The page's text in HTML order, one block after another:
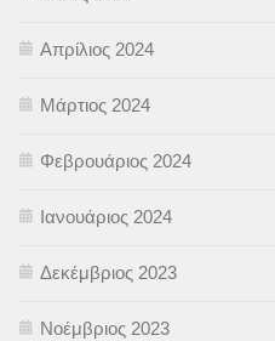
Απρίλιος 2024
Μάρτιος 2024
Φεβρουάριος 2024
Ιανουάριος 2024
Δεκέμβριος 2023
Νοέμβριος 2023